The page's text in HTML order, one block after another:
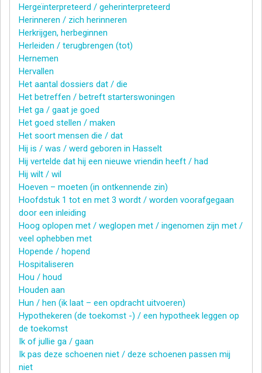
Hergeïnterpreteerd / geherinterpreteerd
Herinneren / zich herinneren
Herkrijgen, herbeginnen
Herleiden / terugbrengen (tot)
Hernemen
Hervallen
Het aantal dossiers dat / die
Het betreffen / betreft starterswoningen
Het ga / gaat je goed
Het goed stellen / maken
Het soort mensen die / dat
Hij is / was / werd geboren in Hasselt
Hij vertelde dat hij een nieuwe vriendin heeft / had
Hij wilt / wil
Hoeven – moeten (in ontkennende zin)
Hoofdstuk 1 tot en met 3 wordt / worden voorafgegaan
door een inleiding
Hoog oplopen met / weglopen met / ingenomen zijn met /
veel ophebben met
Hopende / hopend
Hospitaliseren
Hou / houd
Houden aan
Hun / hen (ik laat – een opdracht uitvoeren)
Hypothekeren (de toekomst -) / een hypotheek leggen op
de toekomst
Ik of jullie ga / gaan
Ik pas deze schoenen niet / deze schoenen passen mij
niet